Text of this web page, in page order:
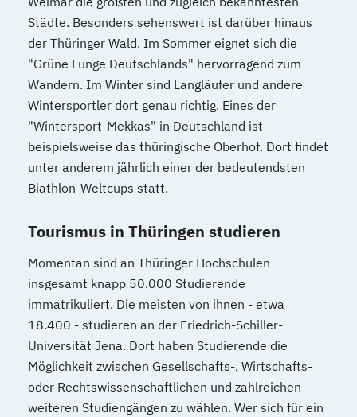
Städte. Besonders sehenswert ist darüber hinaus
der Thüringer Wald. Im Sommer eignet sich die
"Grüne Lunge Deutschlands" hervorragend zum
Wandern. Im Winter sind Langläufer und andere
Wintersportler dort genau richtig. Eines der
"Wintersport-Mekkas" in Deutschland ist
beispielsweise das thüringische Oberhof. Dort findet
unter anderem jährlich einer der bedeutendsten
Biathlon-Weltcups statt.
Tourismus in Thüringen studieren
Momentan sind an Thüringer Hochschulen
insgesamt knapp 50.000 Studierende
immatrikuliert. Die meisten von ihnen - etwa
18.400 - studieren an der Friedrich-Schiller-
Universität Jena. Dort haben Studierende die
Möglichkeit zwischen Gesellschafts-, Wirtschafts-
oder Rechtswissenschaftlichen und zahlreichen
weiteren Studiengängen zu wählen. Wer sich für ein